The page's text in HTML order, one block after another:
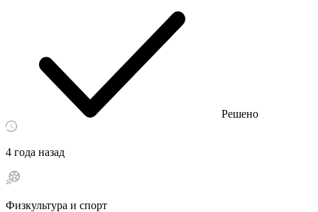
Решено
4 года назад
Физкультура и спорт